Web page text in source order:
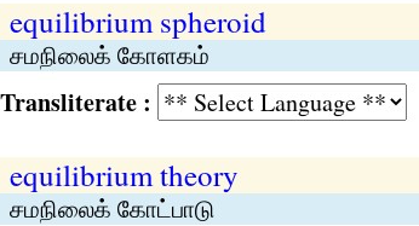
equilibrium spheroid
சமநிலைக் கோளகம்
:
equilibrium theory
சமநிலைக் கோட்பாடு